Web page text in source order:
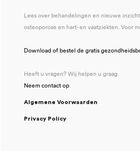
Lees over behandelingen en nieuwe
osteoporose en hart- en vaatziekten. Voor
Download of bestel de gratis
Heeft u vragen? Wij helpen u graag.
Neem contact op.
Algemene Voorwaarden
Privacy Policy